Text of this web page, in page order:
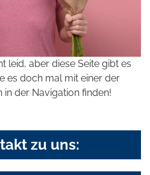
leid, aber diese Seite gibt es
es doch mal mit einer der
in der Navigation finden!
zu uns: